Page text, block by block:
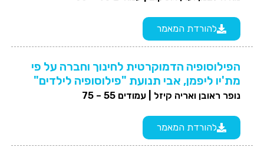
להורדת המאמר
הפילוסופיה הדמוקרטית לחינוך וחברה על פי
מת'יו ליפמן, אבי תנועת "פילוסופיה לילדים"
נופר ראובן ואריה קיזל | עמודים 55 – 75
להורדת המאמר